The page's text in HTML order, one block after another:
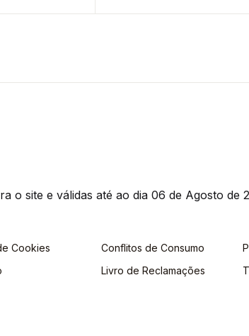
o site e válidas até ao dia 06 de Agosto de
Cookies
Conflitos de Consumo
Livro de Reclamações